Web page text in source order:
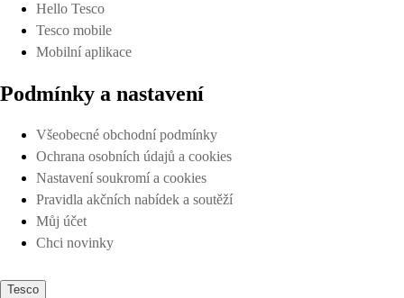
Hello Tesco
Tesco mobile
Mobilní aplikace
Podmínky a nastavení
Všeobecné obchodní podmínky
Ochrana osobních údajů a cookies
Nastavení soukromí a cookies
Pravidla akčních nabídek a soutěží
Můj účet
Chci novinky
Tesco